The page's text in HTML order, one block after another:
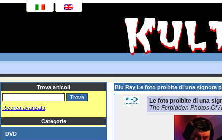
Trova articoli
Ricerca avanzata
Categorie
DVD
Blu Ray Le foto proibite di una signora
Le foto proibite di una
The Forbidden Photos Of